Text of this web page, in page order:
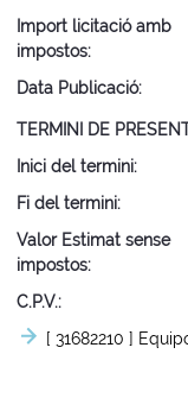
Import licitació amb
impostos
Data Publicació
TERMINI DE
Inici del termini
Fi del termini
Valor Estimat sense
impostos
C.P.V.
[ 31682210 ]